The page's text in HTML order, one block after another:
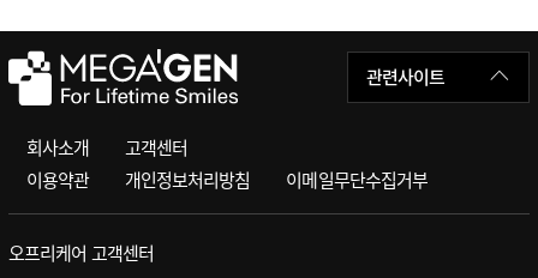
회사소개
이용약관
개인정보처리방침 이메일무단수집거부
고객센터
관련사이트
오프리케어 고객센터